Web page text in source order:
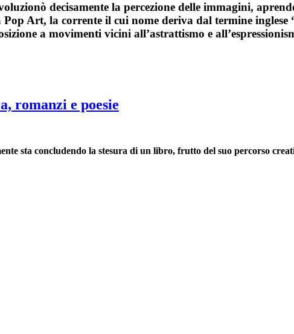
decisamente la percezione delle immagini,
Art, la corrente il cui nome deriva dal termine inglese
a movimenti vicini all’astrattismo e
romanzi e poesie
sta concludendo la stesura di un libro, frutto del suo percorso